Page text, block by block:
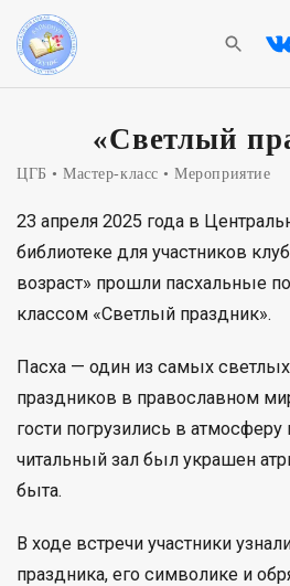
«Светлый
ЦГБ Мастер-класс Мероприятие
23 апреля 2025 года в
библиотеке для участников
возраст» прошли пасхальные
классом «Светлый праздник».
Пасха — один из самых
праздников в православном
гости погрузились в атмосферу
читальный зал был украшен
быта.
В ходе встречи участники
праздника, его символике и